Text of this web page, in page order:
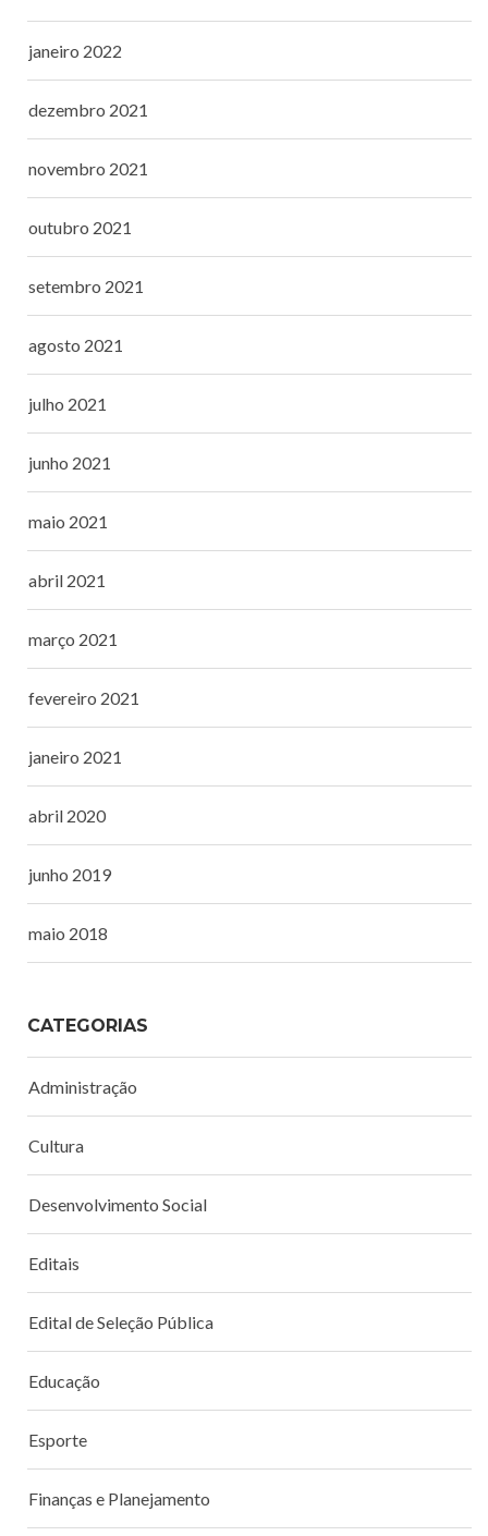
janeiro 2022
dezembro 2021
novembro 2021
outubro 2021
setembro 2021
agosto 2021
julho 2021
junho 2021
maio 2021
abril 2021
março 2021
fevereiro 2021
janeiro 2021
abril 2020
junho 2019
maio 2018
CATEGORIAS
Administração
Cultura
Desenvolvimento Social
Editais
Edital de Seleção Pública
Educação
Esporte
Finanças e Planejamento